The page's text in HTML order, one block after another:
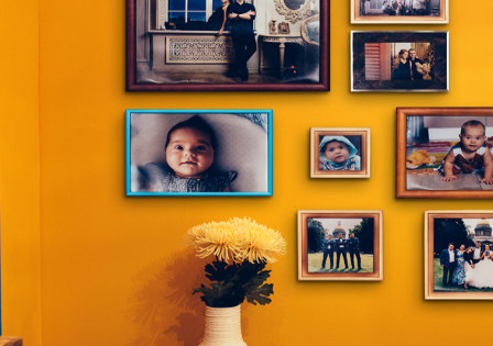
Ваш регион доставки
Выберите из списка: